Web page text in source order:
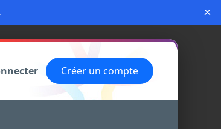
×
Créer un compte